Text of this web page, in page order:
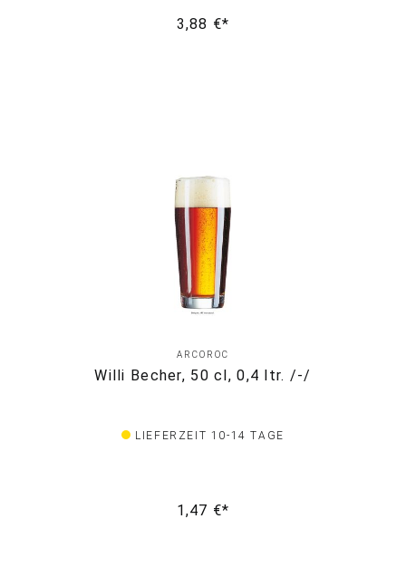
3,88 €*
ARCOROC
Willi Becher, 50 cl, 0,4 ltr. /-/
LIEFERZEIT 10-14 TAGE
1,47 €*